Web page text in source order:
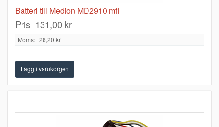
Batteri till Medion MD2910 mfl
Pris 131,00 kr
Moms: 26,20 kr